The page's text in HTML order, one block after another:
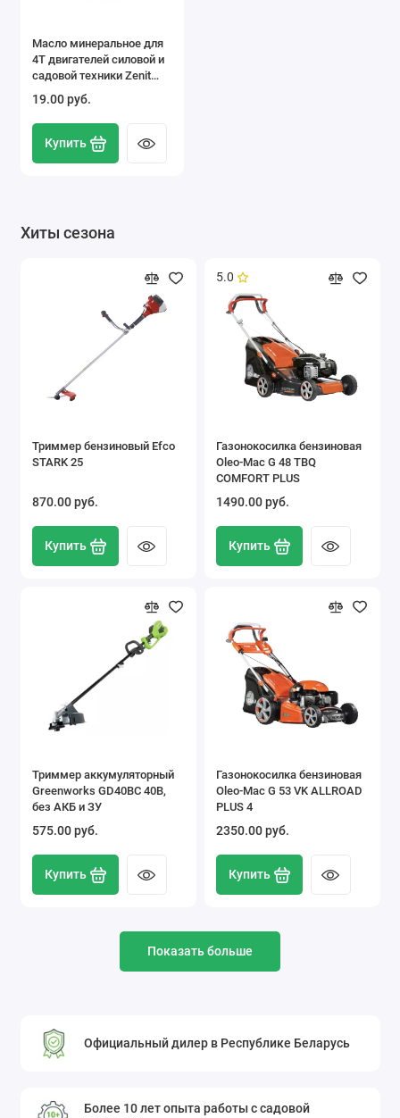
Масло минеральное для
4Т двигателей силовой и
садовой техники Zenit
Power Line Garden Classic
SAE30, 0,56 л
19.00 pуб.
Купить
Хиты сезона
Триммер бензиновый Efco
STARK 25
870.00 pуб.
Купить
5.0
Газонокосилка бензиновая
Oleo-Mac G 48 TBQ
COMFORT PLUS
1490.00 pуб.
Купить
Триммер аккумуляторный
Greenworks GD40BC 40В,
без АКБ и ЗУ
575.00 pуб.
Купить
Газонокосилка бензиновая
Oleo-Mac G 53 VK ALLROAD
PLUS 4
2350.00 pуб.
Купить
Показать больше
Официальный дилер в Республике Беларусь
Более 10 лет опыта работы с садовой